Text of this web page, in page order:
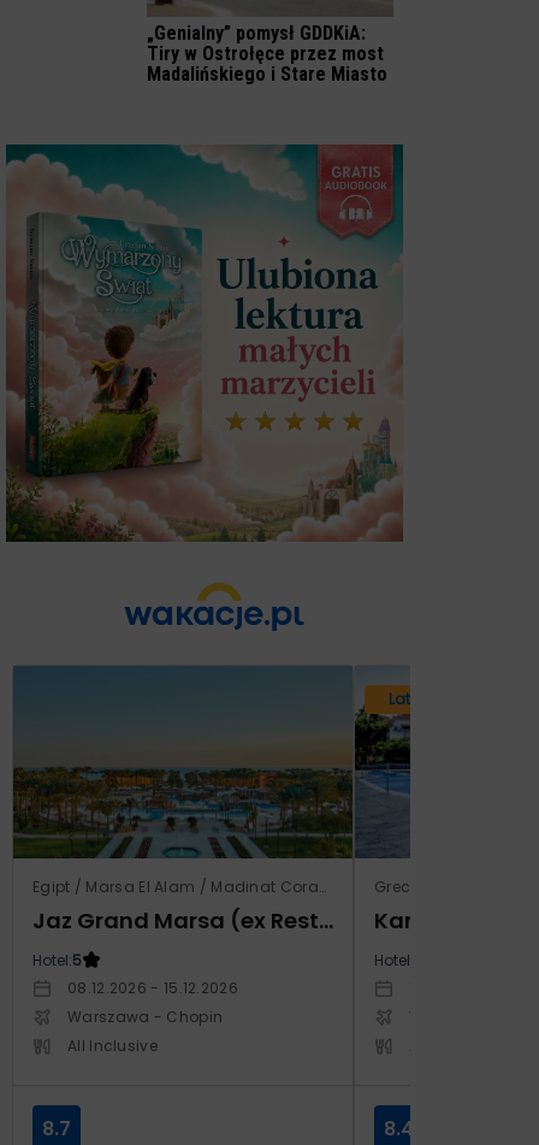
„Genialny” pomysł GDDKiA:
Tiry w Ostrołęce przez most
Madalińskiego i Stare Miasto
Egipt / Marsa El Alam / Madinat Coraya
Jaz Grand Marsa (ex Resta Grand Resort)
Hotel:5
08.12.2026 - 15.12.2026
Warszawa - Chopin
All Inclusive
8.7
Lato 2026
Grecja / Samos /
Kampos
Hotel:
Warszawa -
8.4